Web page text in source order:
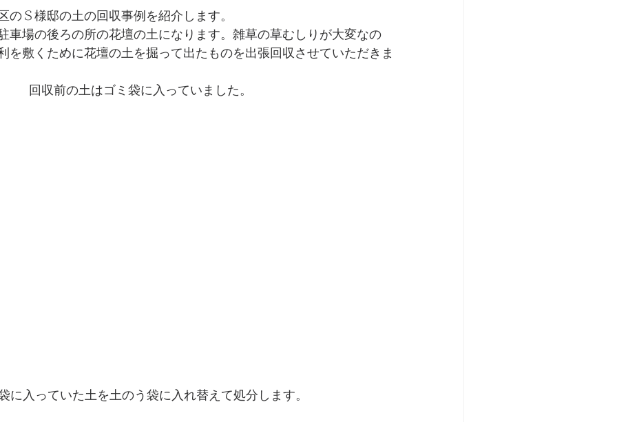
のＳ様邸の土の回収事例を紹介します。
車場の後ろの所の花壇の土になります。雑草の草むしりが大変なの
を敷くために花壇の土を掘って出たものを出張回収させていただきま
回収前の土はゴミ袋に入っていました。
に入っていた土を土のう袋に入れ替えて処分します。